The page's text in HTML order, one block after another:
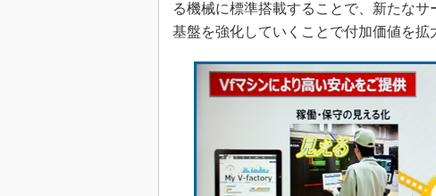
る機械に標準搭載することで、新たな
基盤を強化していくことで付加価値を拡